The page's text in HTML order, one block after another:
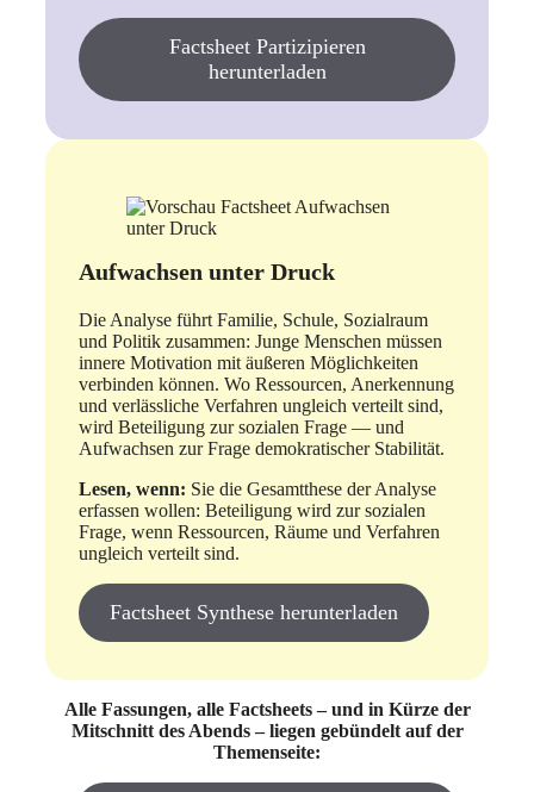
Factsheet Partizipieren
herunterladen
Aufwachsen unter Druck
Die Analyse führt Familie, Schule, Sozialraum
und Politik zusammen: Junge Menschen müssen
innere Motivation mit äußeren Möglichkeiten
verbinden können. Wo Ressourcen, Anerkennung
und verlässliche Verfahren ungleich verteilt sind,
wird Beteiligung zur sozialen Frage — und
Aufwachsen zur Frage demokratischer Stabilität.
Lesen, wenn: Sie die Gesamtthese der Analyse
erfassen wollen: Beteiligung wird zur sozialen
Frage, wenn Ressourcen, Räume und Verfahren
ungleich verteilt sind.
Factsheet Synthese herunterladen
Alle Fassungen, alle Factsheets – und in Kürze der
Mitschnitt des Abends – liegen gebündelt auf der
Themenseite: